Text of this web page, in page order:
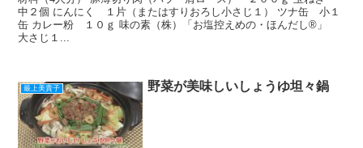
中２個 にんにく １片（またはすりおろし小さじ１） ツナ缶 小１
缶 カレー粉 １０ｇ 味の素（株）「お塩控えめの・ほんだし®」
大さじ１...
最上美貴子 野菜が美味しいしょうゆ坦々鍋